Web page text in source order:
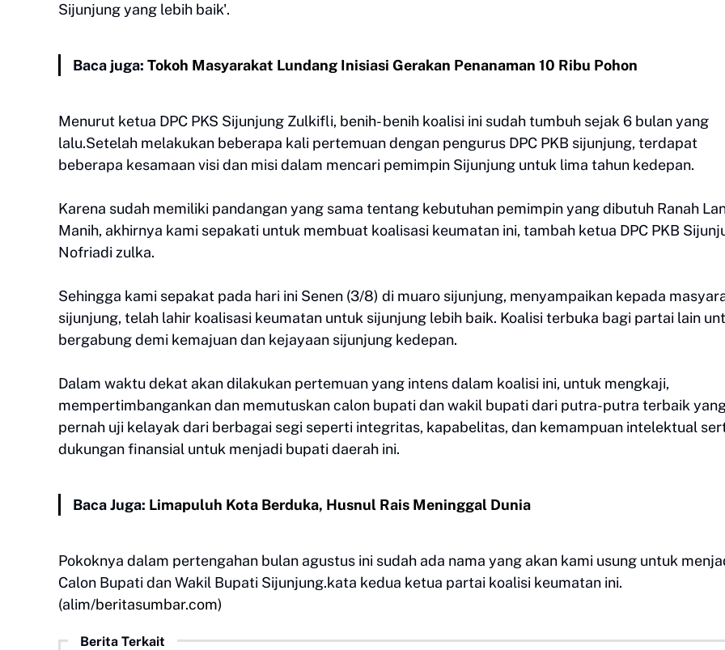
Sijunjung yang lebih baik'.
Baca juga: Tokoh Masyarakat Lundang Inisiasi Gerakan Penanaman 10 Ribu Pohon
Menurut ketua DPC PKS Sijunjung Zulkifli, benih- benih koalisi ini sudah tumbuh sejak 6 bulan yang
lalu.Setelah melakukan beberapa kali pertemuan dengan pengurus DPC PKB sijunjung, terdapat
beberapa kesamaan visi dan misi dalam mencari pemimpin Sijunjung untuk lima tahun kedepan.
Karena sudah memiliki pandangan yang sama tentang kebutuhan pemimpin yang dibutuh Ranah
Manih, akhirnya kami sepakati untuk membuat koalisasi keumatan ini, tambah ketua DPC PKB
Nofriadi zulka.
Sehingga kami sepakat pada hari ini Senen (3/8) di muaro sijunjung, menyampaikan kepada
sijunjung, telah lahir koalisasi keumatan untuk sijunjung lebih baik. Koalisi terbuka bagi partai lain
bergabung demi kemajuan dan kejayaan sijunjung kedepan.
Dalam waktu dekat akan dilakukan pertemuan yang intens dalam koalisi ini, untuk mengkaji,
mempertimbangankan dan memutuskan calon bupati dan wakil bupati dari putra-putra terbaik
pernah uji kelayak dari berbagai segi seperti integritas, kapabelitas, dan kemampuan intelektual
dukungan finansial untuk menjadi bupati daerah ini.
Baca Juga: Limapuluh Kota Berduka, Husnul Rais Meninggal Dunia
Pokoknya dalam pertengahan bulan agustus ini sudah ada nama yang akan kami usung untuk
Calon Bupati dan Wakil Bupati Sijunjung.kata kedua ketua partai koalisi keumatan ini.
(alim/beritasumbar.com)
Berita Terkait